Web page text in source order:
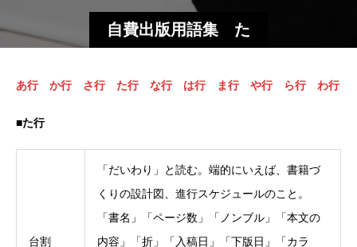
自費出版用語集 た
あ行 か行 さ行 た行 な行 は行 ま行 や行 ら行 わ行
■た行
台割
「だいわり」と読む。端的にいえば、書籍づ
くりの設計図、進行スケジュールのこと。
「書名」「ページ数」「ノンブル」「本文の
内容」「折」「入稿日」「下版日」「カラ